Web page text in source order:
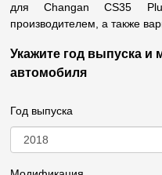
для Changan CS35
производителем, а также
Укажите год выпуска
автомобиля
Год выпуска